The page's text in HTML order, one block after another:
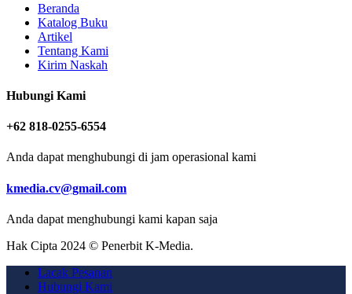
Beranda
Katalog Buku
Artikel
Tentang Kami
Kirim Naskah
Hubungi Kami
+62 818-0255-6554
Anda dapat menghubungi di jam operasional kami
kmedia.cv@gmail.com
Anda dapat menghubungi kami kapan saja
Hak Cipta 2024 © Penerbit K-Media.
Lacak Pesanan
Hubungi Kami